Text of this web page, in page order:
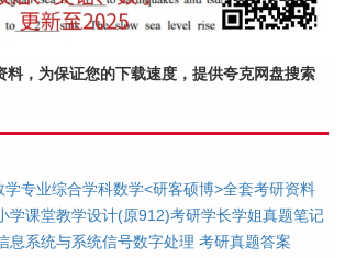
料，为保证您的下载速度，提供夸克网盘搜索
专业综合学科数学<研客硕博>全套考研资料
学课堂教学设计(原912)考研学长学姐真题笔记
息系统与系统信号数字处理 考研真题答案